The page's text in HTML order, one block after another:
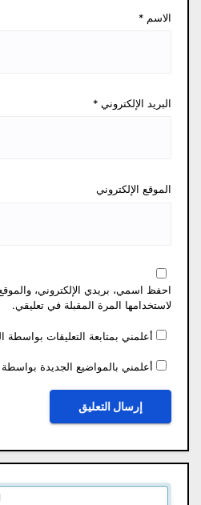
الاسم *
البريد الإلكتروني *
الموقع الإلكتروني
احفظ اسمي، بريدي الإلكتروني،
لاستخدامها المرة المقبلة في تعليقي.
أعلمني بمتابعة التعليقات بواسطة
أعلمني بالمواضيع الجديدة بواسطة